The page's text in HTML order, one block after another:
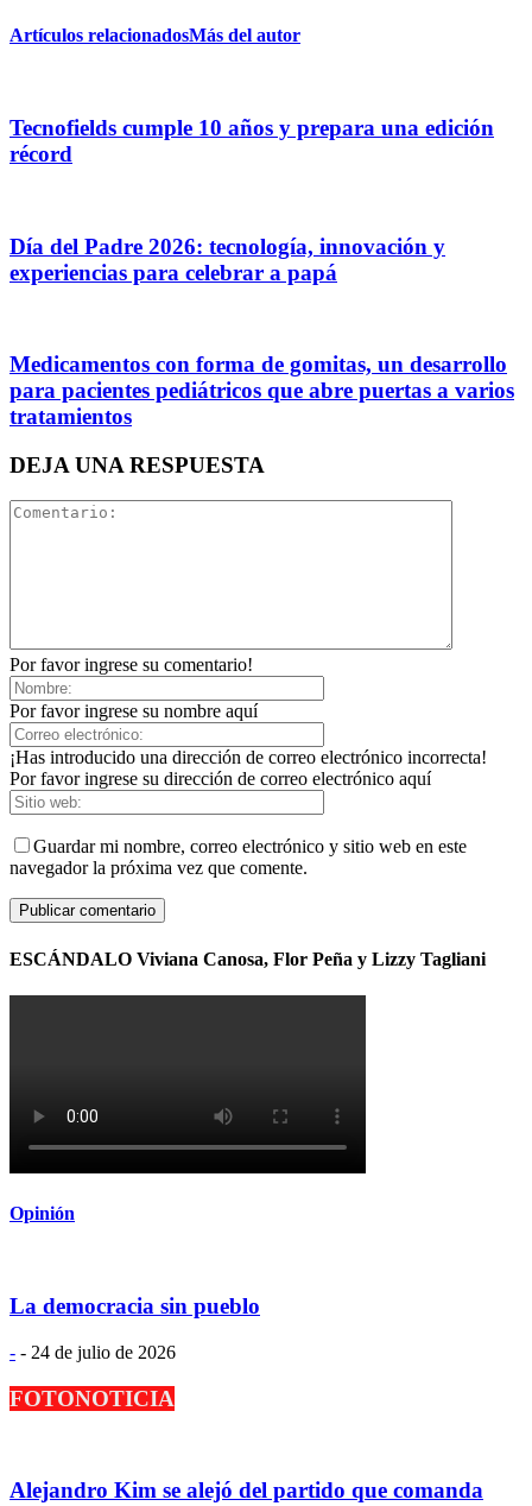
Artículos relacionadosMás del autor
Tecnofields cumple 10 años y prepara una edición
récord
Día del Padre 2026: tecnología, innovación y
experiencias para celebrar a papá
Medicamentos con forma de gomitas, un desarrollo
para pacientes pediátricos que abre puertas a varios
tratamientos
DEJA UNA RESPUESTA
Por favor ingrese su comentario!
Por favor ingrese su nombre aquí
¡Has introducido una dirección de correo electrónico incorrecta!
Por favor ingrese su dirección de correo electrónico aquí
Guardar mi nombre, correo electrónico y sitio web en este
navegador la próxima vez que comente.
ESCÁNDALO Viviana Canosa, Flor Peña y Lizzy Tagliani
Opinión
La democracia sin pueblo
- - 24 de julio de 2026
FOTONOTICIA
Alejandro Kim se alejó del partido que comanda